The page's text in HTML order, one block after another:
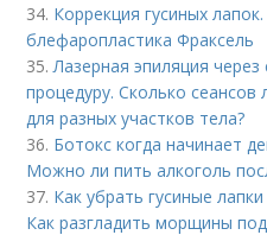
34. Коррекция гусиных
блефаропластика Фраксель
35.Лазерная эпиляция
процедуру. Сколько сеансов
для разных участков тела?
36. Ботокс когда начинает
Можно ли пить алкоголь
37. Как убрать гусиные
Как разгладить морщины